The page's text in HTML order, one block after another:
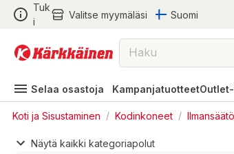
Tuk
i
Valitse myymäläsi Suomi
Selaa osastoja Kampanjatuotteet
Koti ja Sisustaminen / Kodinkoneet /
Näytä kaikki kategoriapolut